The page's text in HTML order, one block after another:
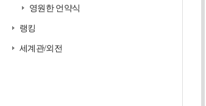
영원한 언약식
랭킹
세계관/외전